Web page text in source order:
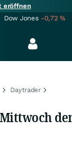
eröffnen
Dow Jones -0,72%
Daytrader